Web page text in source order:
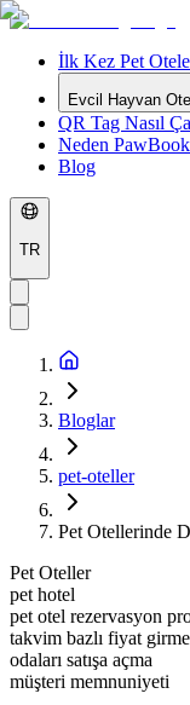
İlk Kez Pet Otele
Evcil Hayvan
QR Tag Nasıl
Neden
Blog
TR
Bloglar
pet-oteller
Pet Otellerinde
Pet Oteller
pet hotel
pet otel rezervasyon
takvim bazlı fiyat girme
odaları satışa açma
müşteri memnuniyeti